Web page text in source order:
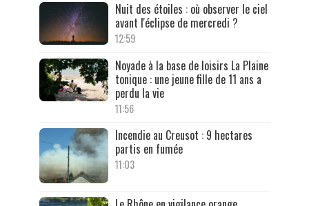
Nuit des étoiles : où observer le ciel
avant l'éclipse de mercredi ?
12:59
Noyade à la base de loisirs La Plaine
tonique : une jeune fille de 11 ans a
perdu la vie
11:56
Incendie au Creusot : 9 hectares
partis en fumée
11:03